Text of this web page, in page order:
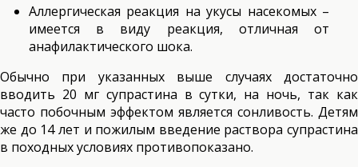
Аллергическая реакция на укусы насекомых –
имеется в виду реакция, отличная от
анафилактического шока.
Обычно при указанных выше случаях достаточно
вводить 20 мг супрастина в сутки, на ночь, так как
часто побочным эффектом является сонливость. Детям
же до 14 лет и пожилым введение раствора супрастина
в походных условиях противопоказано.